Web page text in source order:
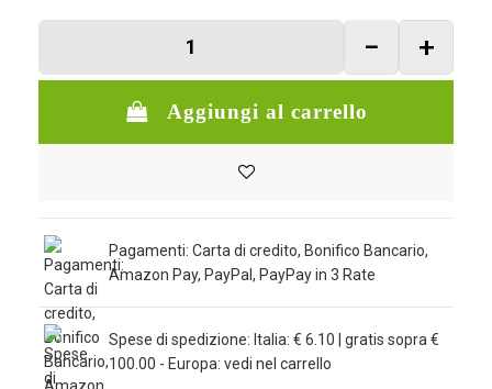
Aggiungi al carrello
Pagamenti: Carta di credito, Bonifico Bancario,
Amazon Pay, PayPal, PayPay in 3 Rate
Spese di spedizione: Italia: € 6.10 | gratis sopra €
100.00 - Europa: vedi nel carrello